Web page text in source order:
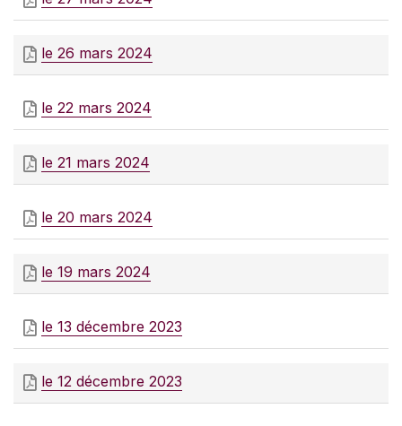
le 26 mars 2024
le 22 mars 2024
le 21 mars 2024
le 20 mars 2024
le 19 mars 2024
le 13 décembre 2023
le 12 décembre 2023